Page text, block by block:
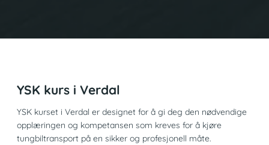
YSK kurs i Verdal
YSK kurset i Verdal er designet for å gi deg den nødvendige
opplæringen og kompetansen som kreves for å kjøre
tungbiltransport på en sikker og profesjonell måte.